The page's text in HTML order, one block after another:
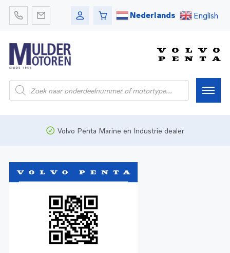
Nederlands English
Onderdelen
Bedrijfsvaart
Onderdelen
Volvo Penta Marine en Industrie dealer